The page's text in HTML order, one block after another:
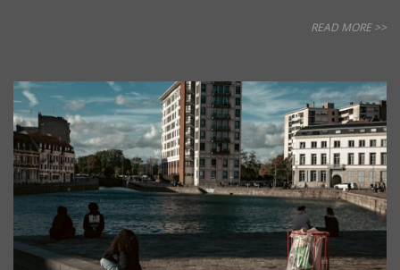
READ MORE >>